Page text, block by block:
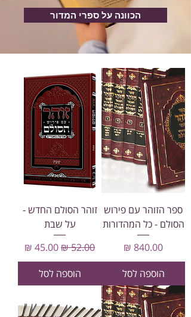
הכוונה על ספרי המדור
ספר הזוהר עם פירוש
הסולם - כל המהדורות
מחיר
הוספה לסל
זוהר הסולם החדש -
על שבת
מחיר רגילמחיר מבצע
הוספה לסל